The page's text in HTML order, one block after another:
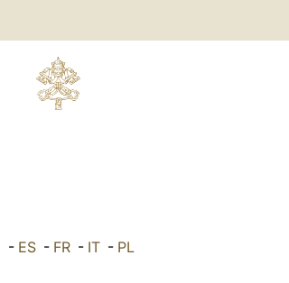
- ES - FR - IT - PL